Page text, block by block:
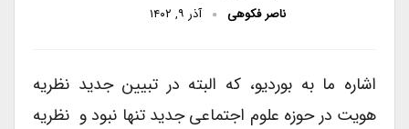
ناصر فکوهی آذر ۹, ۱۴۰۲
اشاره ما به بوردیو، که البته در تبیین جدید نظریه
هویت در حوزه علوم اجتماعی جدید تنها نبود و نظریه